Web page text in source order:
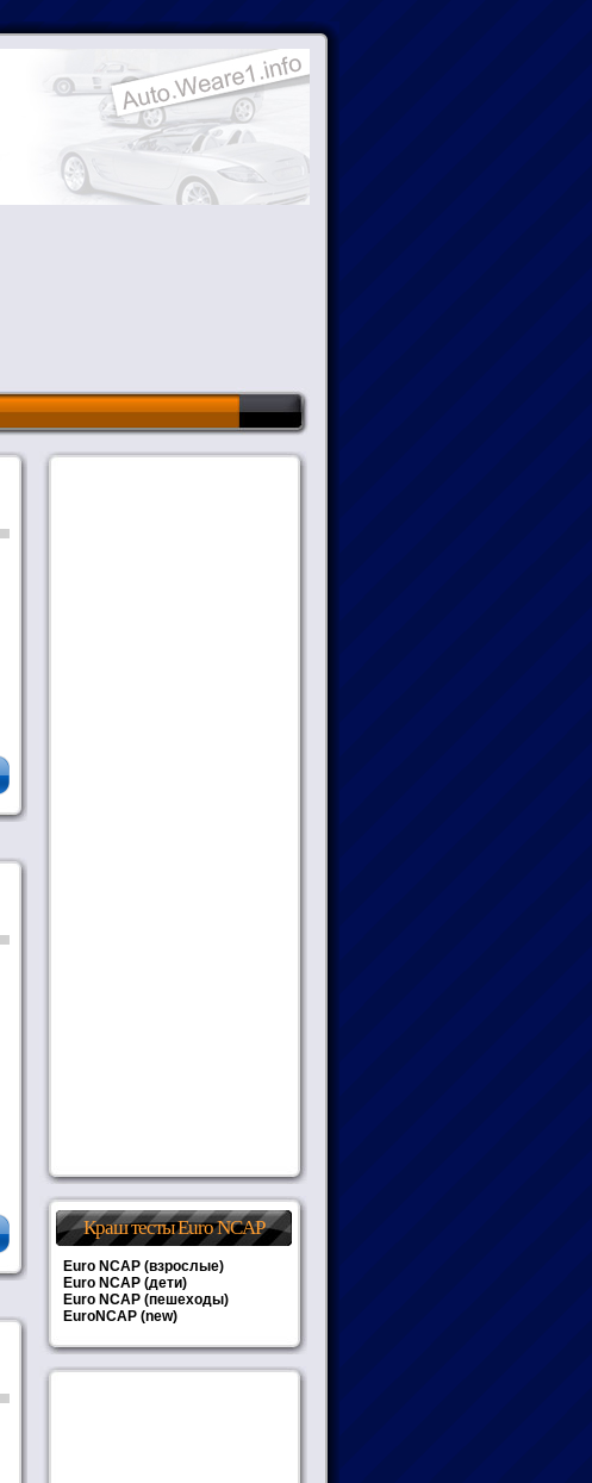
Краш тесты Euro NCAP
Euro NCAP (взрослые)
Euro NCAP (дети)
Euro NCAP (пешеходы)
EuroNCAP (new)